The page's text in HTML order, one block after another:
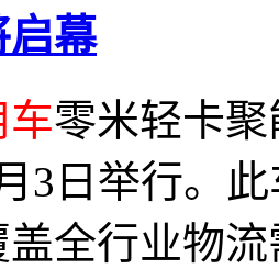
启幕
车零米轻卡
3日举行。
全行业物